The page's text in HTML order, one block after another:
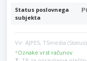
Status poslovnega
subjekta
Vir: AJPES, TSmedia (Status)
*Oznake vrst računov: